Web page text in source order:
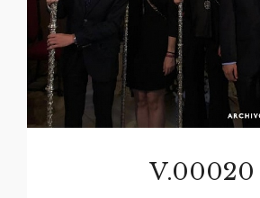
V.00020